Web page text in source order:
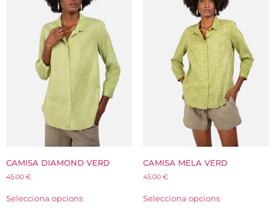
CAMISA DIAMOND VERD
45.00 €
Selecciona opcions
CAMISA MELA VERD
45.00 €
Selecciona opcions